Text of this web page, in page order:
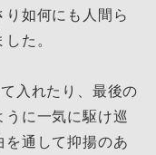
如何にも人間ら
た。
入れたり、最後の
に一気に駆け巡
通して抑揚のあ